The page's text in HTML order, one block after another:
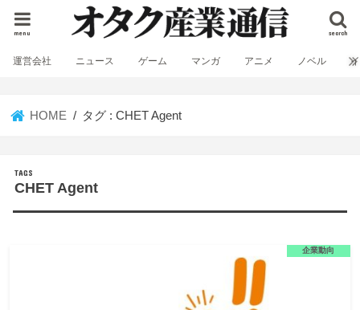
search
menu
運営会社 ニュース ゲーム マンガ アニメ ノベル
HOME タグ : CHET Agent
CHET Agent
企業動向